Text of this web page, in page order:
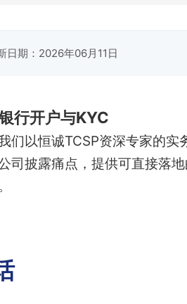
日期：2026年06月11日
行开户与KYC
们以恒诚TCSP资深专家的实
司披露痛点，提供可直接落